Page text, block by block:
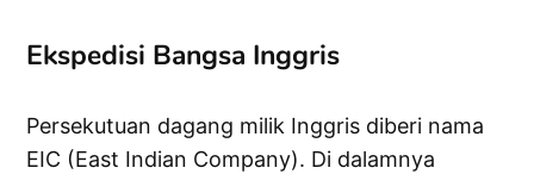
Ekspedisi Bangsa Inggris
Persekutuan dagang milik Inggris diberi nama
EIC (East Indian Company). Di dalamnya